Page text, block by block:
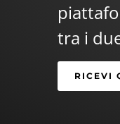
tra i
RICEVI